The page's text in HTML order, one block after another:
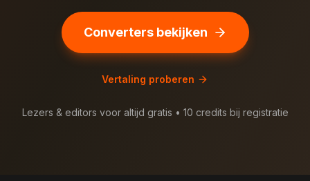
Converters bekijken
Vertaling proberen
Lezers & editors voor altijd gratis • 10 credits bij registratie